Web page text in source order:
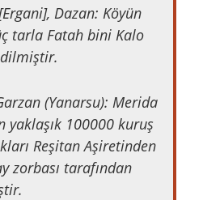
Dazan: Köyün
tarla Fatah bini Kalo
(Yanarsu): Merida
yaklaşık 100000 kuruş
Reşitan Aşiretinden
zorbası tarafından